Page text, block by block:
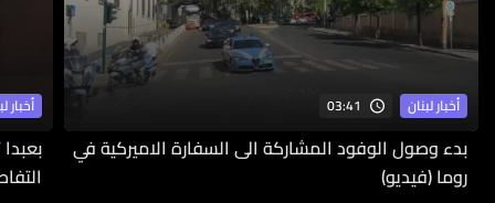
أخبار لبنان 03:41
بدء وصول الوفود المشاركة الى السفارة الاميركية في
روما (فيديو)
أخبار